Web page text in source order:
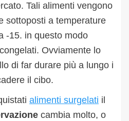
Tali alimenti vengono
sottoposti a temperature
-15. in questo modo
Ovviamente lo
di far durare più a lungo i
il cibo.
alimenti surgelati il
cambia molto, o